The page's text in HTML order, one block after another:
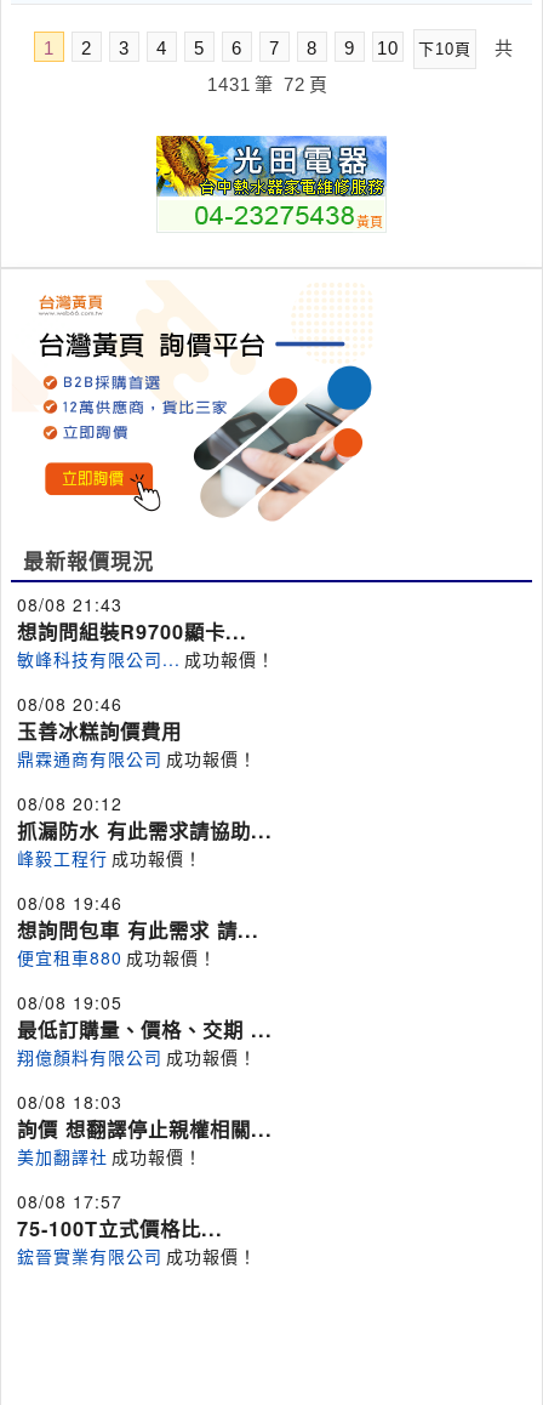
1 2 3 4 5 6 7 8 9 10 下10頁
共
1431 筆 72 頁
最新報價現況
08/08 21:43
想詢問組裝R9700顯卡...
敏峰科技有限公司... 成功報價！
08/08 20:46
玉善冰糕詢價費用
鼎霖通商有限公司 成功報價！
08/08 20:12
抓漏防水 有此需求請協助...
峰毅工程行 成功報價！
08/08 19:46
想詢問包車 有此需求 請...
便宜租車880 成功報價！
08/08 19:05
最低訂購量、價格、交期 ...
翔億顏料有限公司 成功報價！
08/08 18:03
詢價 想翻譯停止親權相關...
美加翻譯社 成功報價！
08/08 17:57
75-100T立式價格比...
鋐晉實業有限公司 成功報價！